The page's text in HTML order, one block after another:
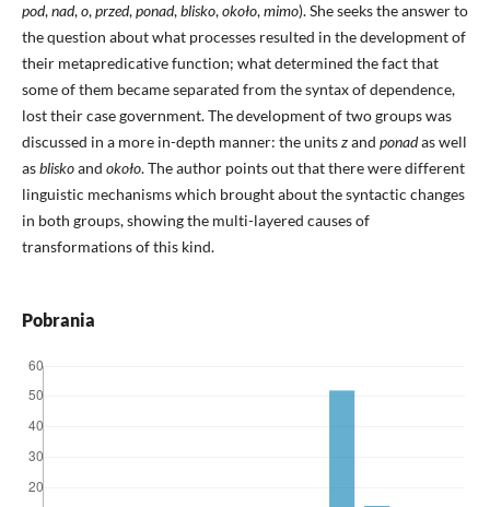
pod,nad,o,przed,ponad,blisko,około,mimo). She seeks the answer to
the question about what processes resulted in the development of
their metapredicative function; what determined the fact that
some of them became separated from the syntax of dependence,
lost their case government. The development of two groups was
discussed in a more in-depth manner: the unitszand ponadas well
asbliskoand około. The author points out that there were different
linguistic mechanisms which brought about the syntactic changes
in both groups, showing the multi-layered causes of
transformations of this kind.
Pobrania